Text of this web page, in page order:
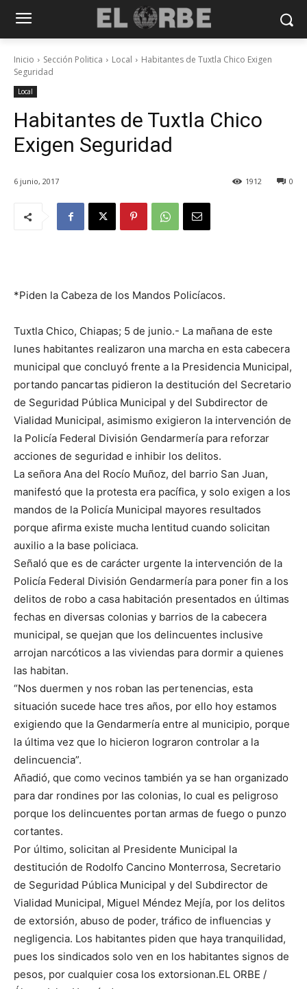
Inicio Sección Politica Local
Habitantes de Tuxtla Chico Exigen
Seguridad
Local
Habitantes de Tuxtla Chico
Exigen Seguridad
6 junio, 2017 0
1912
*Piden la Cabeza de los Mandos Policíacos.
Tuxtla Chico, Chiapas; 5 de junio.- La mañana de este
lunes habitantes realizaron una marcha en esta cabecera
municipal que concluyó frente a la Presidencia Municipal,
portando pancartas pidieron la destitución del Secretario
de Seguridad Pública Municipal y del Subdirector de
Vialidad Municipal, asimismo exigieron la intervención de
la Policía Federal División Gendarmería para reforzar
acciones de seguridad e inhibir los delitos.
La señora Ana del Rocío Muñoz, del barrio San Juan,
manifestó que la protesta era pacífica, y solo exigen a los
mandos de la Policía Municipal mayores resultados
porque afirma existe mucha lentitud cuando solicitan
auxilio a la base policiaca.
Señaló que es de carácter urgente la intervención de la
Policía Federal División Gendarmería para poner fin a los
delitos de robo a casa habitación presentados en últimas
fechas en diversas colonias y barrios de la cabecera
municipal, se quejan que los delincuentes inclusive
arrojan narcóticos a las viviendas para dormir a quienes
las habitan.
“Nos duermen y nos roban las pertenencias, esta
situación sucede hace tres años, por ello hoy estamos
exigiendo que la Gendarmería entre al municipio, porque
la última vez que lo hicieron lograron controlar a la
delincuencia”.
Añadió, que como vecinos también ya se han organizado
para dar rondines por las colonias, lo cual es peligroso
porque los delincuentes portan armas de fuego o punzo
cortantes.
Por último, solicitan al Presidente Municipal la
destitución de Rodolfo Cancino Monterrosa, Secretario
de Seguridad Pública Municipal y del Subdirector de
Vialidad Municipal, Miguel Méndez Mejía, por los delitos
de extorsión, abuso de poder, tráfico de influencias y
negligencia. Los habitantes piden que haya tranquilidad,
pues los sindicados solo ven en los habitantes signos de
pesos, por cualquier cosa los extorsionan.EL ORBE /